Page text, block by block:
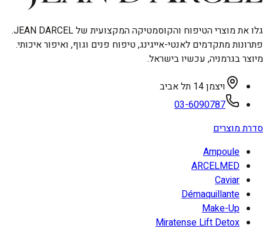
גלו את מוצרי הטיפוח והקוסמטיקה המקצועית של JEAN DARCEL.
פתרונות מתקדמים לאנטי-אייגינג, טיפוח פנים וגוף, ואיפור איכותי.
מיוצר בגרמניה, עכשיו בישראל.
ויצמן 14 תל אביב
03-6090787
סדרת מוצרים
Ampoule
ARCELMED
Caviar
Démaquillante
Make-Up
Miratense Lift Detox